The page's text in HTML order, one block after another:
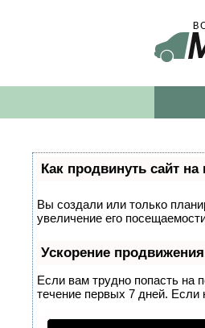
Как продвинуть сайт
Вы создали или только
увеличение его
Ускорение продвижения
Если вам трудно попасть на
течение первых 7 дней. Если